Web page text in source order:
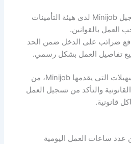
: يجب تسجيل Minijob لدى هيئة التأمينات
العمل بالقوانين.
ضرائب على الدخل ضمن الحد
تفاصيل العمل بشكل رسمي.
ملاحظة: على الرغم من التسهيلات التي يقدمها Minijob، من
والتأكد من تسجيل العمل
قانونية.
عدد ساعات العمل اليومية